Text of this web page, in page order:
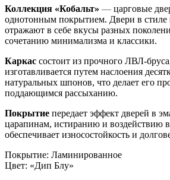
Коллекция «Кобальт» — царговые
однотонным покрытием. Двери в стиле
отражают в себе вкусы разных
сочетанию минимализма и классики.
Каркас состоит из прочного ЛВЛ-
изготавливается путем наслоения
натуральных шпонов, что делает его
поддающимся рассыханию.
Покрытие передает эффект дверей в
царапинам, истиранию и воздействию
обеспечивает износостойкость и
Покрытие: Ламинированное
Цвет: «Дип Блу»